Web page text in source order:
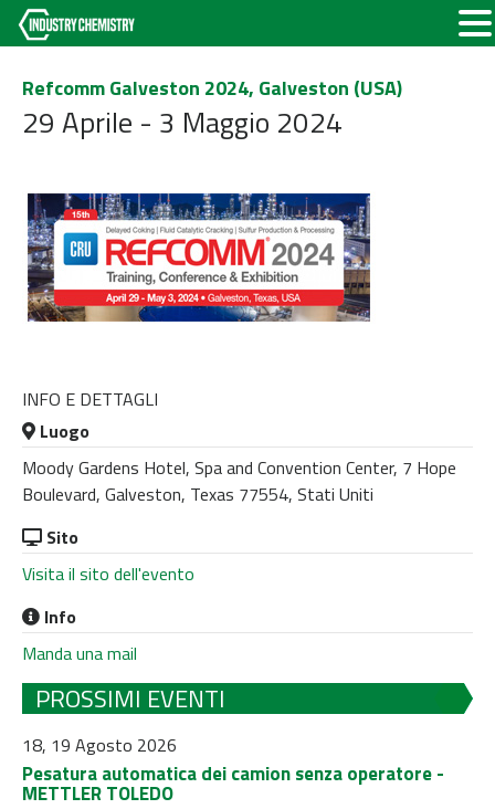
Refcomm Galveston 2024, Galveston (USA)
29 Aprile - 3 Maggio 2024
INFO E DETTAGLI
Luogo
Moody Gardens Hotel, Spa and Convention Center, 7 Hope
Boulevard, Galveston, Texas 77554, Stati Uniti
Sito
Visita il sito dell'evento
Info
Manda una mail
PROSSIMI EVENTI
18, 19 Agosto 2026
Pesatura automatica dei camion senza operatore -
METTLER TOLEDO